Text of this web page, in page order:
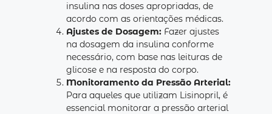
insulina nas doses apropriadas, de
acordo com as orientações médicas.
Ajustes de Dosagem:Fazer ajustes
na dosagem da insulina conforme
necessário, com base nas leituras de
glicose e na resposta do corpo.
Monitoramento da Pressão Arterial:
Para aqueles que utilizam Lisinopril, é
essencial monitorar a pressão arterial